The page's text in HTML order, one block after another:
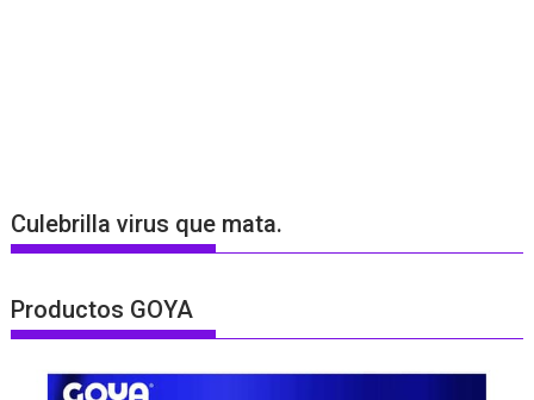
Culebrilla virus que mata.
Productos GOYA